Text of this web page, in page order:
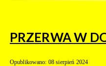
PRZERWA W
Opublikowano: 08 sierpień 2024